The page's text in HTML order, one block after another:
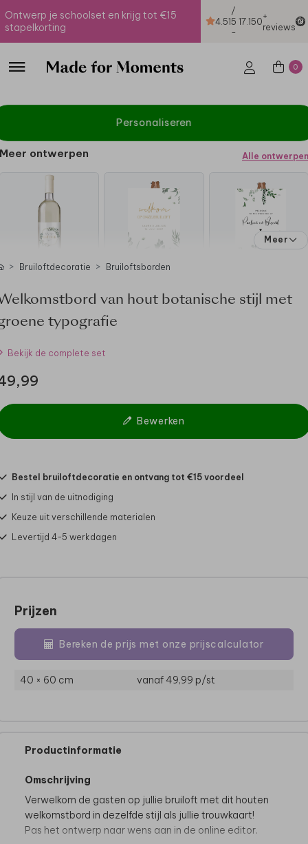
Ontwerp je schoolset en krijg tot €15
stapelkorting
4.51
/
5
-
17.150+
reviews
0
Personaliseren
Meer ontwerpen Alle ontwerpen
Meer
Bruiloftdecoratie Bruiloftsborden
van hout botanische stijl met
typografie
Bekijk de complete set
Bewerken
Bestel bruiloftdecoratie en ontvang tot €15 voordeel
In stijl van de uitnodiging
Keuze uit verschillende materialen
Levertijd 4-5 werkdagen
Prijzen
Bereken de prijs met onze prijscalculator
40 × 60 cm vanaf 49,99 p/st
Productinformatie
Omschrijving
Verwelkom de gasten op jullie bruiloft met dit houten
welkomstbord in dezelfde stijl als jullie trouwkaart!
Pas het ontwerp naar wens aan in de online editor.